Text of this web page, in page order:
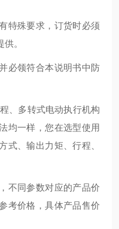
特殊要求，订货时必须
。
必领符合本说明书中防
、多转式电动执行机构
均一样，您在选型使用
式、输出力矩、行程、
不同参数对应的产品价
考价格，具体产品售价